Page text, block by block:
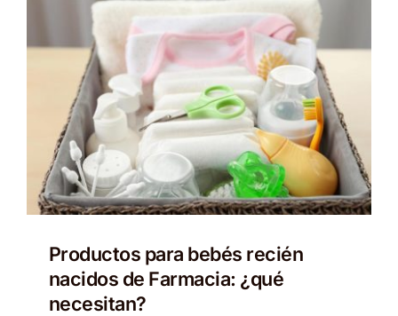
Productos para bebés recién
nacidos de Farmacia: ¿qué
necesitan?